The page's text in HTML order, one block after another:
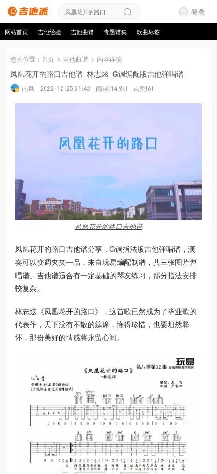
登录
网站首页 吉他经验 吉他曲谱 专题谱集 歌曲标签
您的位置 ：首页 吉他曲谱 内容详情
凤凰花开的路口吉他谱_林志炫_G调编配版吉他弹唱谱
南风 2022-12-25 21:43 阅读(14.9k) 点赞(6)
来源：玩易吉他
凤凰花开的路口吉他谱
凤凰花开的路口吉他谱分享，G调指法版吉他弹唱谱，演
奏可以变调夹夹一品，来自玩易编配制谱，共三张图片弹
唱谱。吉他谱适合有一定基础的琴友练习，部分指法安排
较复杂。
林志炫《凤凰花开的路口》，这首歌已然成为了毕业歌的
代表作，天下没有不散的筵席，懂得珍惜，也要坦然释
怀，那份美好的情感将永留心间。